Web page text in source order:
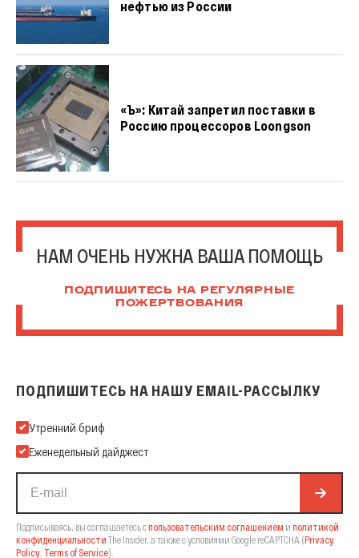
нефтью из России
«Ъ»: Китай запретил поставки в
Россию процессоров Loongson
НАМ ОЧЕНЬ НУЖНА ВАША ПОМОЩЬ
ПОДПИШИТЕСЬ НА РЕГУЛЯРНЫЕ
ПОЖЕРТВОВАНИЯ
ПОДПИШИТЕСЬ НА НАШУ EMAIL-РАССЫЛКУ
Подпишитесь на нашу Email-рассылку
Утренний бриф
Еженедельный дайджест
Подписываясь, вы соглашаетесь спользовательским соглашением и политикой
конфиденциальности The Insider, а также с условиями Google reCAPTCHA (Privacy
Policy, Terms of Service).